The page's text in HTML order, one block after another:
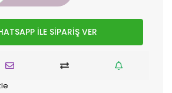
İLE SİPARİŞ VER